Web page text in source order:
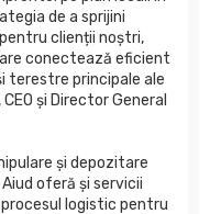
de a sprijini
clienții noștri,
conectează eficient
terestre principale ale
și Director General
și depozitare
oferă și servicii
logistic pentru